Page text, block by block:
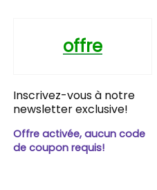
offre
Inscrivez-vous à notre
newsletter exclusive!
Offre activée, aucun code
de coupon requis!